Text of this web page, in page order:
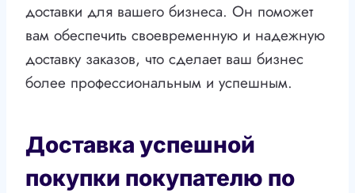
доставки для вашего бизнеса. Он поможет
вам обеспечить своевременную и надежную
доставку заказов, что сделает ваш бизнес
более профессиональным и успешным.
Доставка успешной
покупки покупателю по